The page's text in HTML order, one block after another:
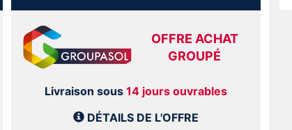
OFFRE ACHAT
GROUPÉ
Livraison sous 14 jours ouvrables
DÉTAILS DE L'OFFRE